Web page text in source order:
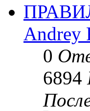
Andrey
0
6894